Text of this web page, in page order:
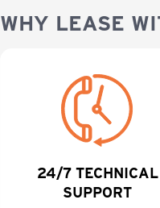
WHY LEASE
24/7 TECHNICAL
SUPPORT